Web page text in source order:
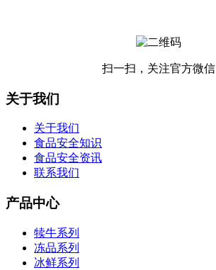
扫一扫，关注官方微信
关于我们
关于我们
食品安全知识
食品安全资讯
联系我们
产品中心
犊牛系列
冻品系列
冰鲜系列